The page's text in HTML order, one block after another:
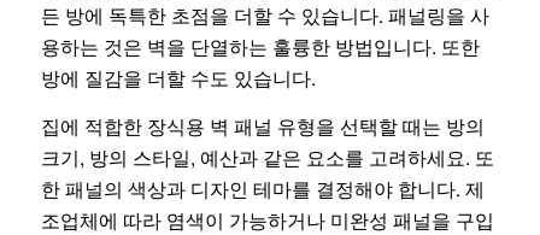
든 방에 독특한 초점을 더할 수 있습니다. 패널링을 사
용하는 것은 벽을 단열하는 훌륭한 방법입니다. 또한
방에 질감을 더할 수도 있습니다.
집에 적합한 장식용 벽 패널 유형을 선택할 때는 방의
크기, 방의 스타일, 예산과 같은 요소를 고려하세요. 또
한 패널의 색상과 디자인 테마를 결정해야 합니다. 제
조업체에 따라 염색이 가능하거나 미완성 패널을 구입